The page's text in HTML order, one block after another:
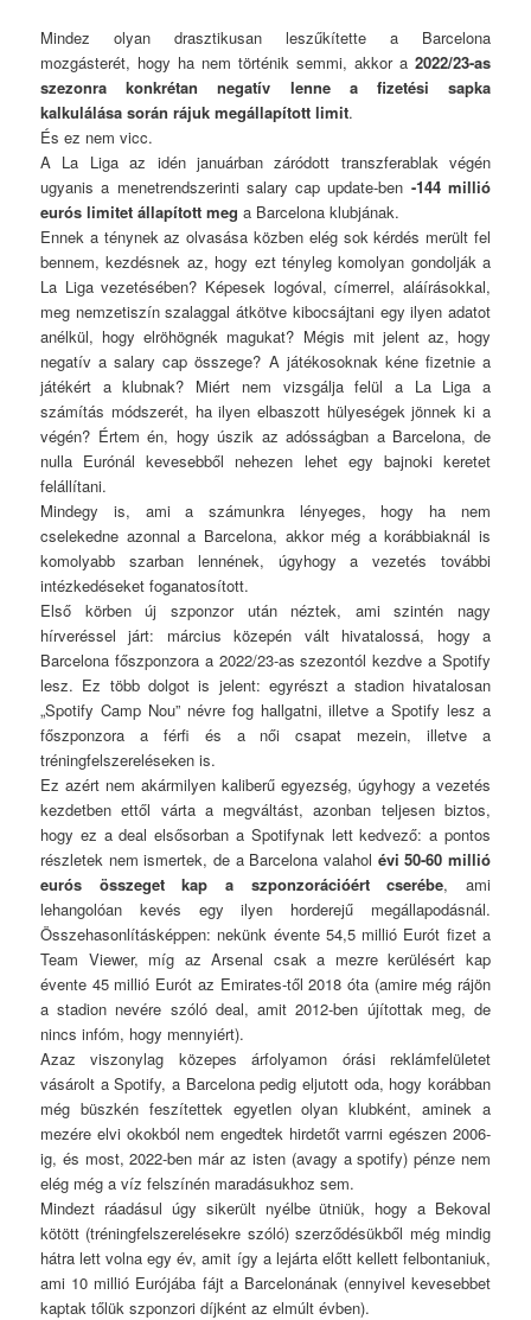
Mindez olyan drasztikusan leszűkítette a Barcelona
mozgásterét, hogy ha nem történik semmi, akkor a 2022/23-as
szezonra konkrétan negatív lenne a fizetési sapka
kalkulálása során rájuk megállapított limit.
És ez nem vicc.
A La Liga az idén januárban záródott transzferablak végén
ugyanis a menetrendszerinti salary cap update-ben -144 millió
eurós limitet állapított meg a Barcelona klubjának.
Ennek a ténynek az olvasása közben elég sok kérdés merült fel
bennem, kezdésnek az, hogy ezt tényleg komolyan gondolják a
La Liga vezetésében? Képesek logóval, címerrel, aláírásokkal,
meg nemzetiszín szalaggal átkötve kibocsájtani egy ilyen adatot
anélkül, hogy elröhögnék magukat? Mégis mit jelent az, hogy
negatív a salary cap összege? A játékosoknak kéne fizetnie a
játékért a klubnak? Miért nem vizsgálja felül a La Liga a
számítás módszerét, ha ilyen elbaszott hülyeségek jönnek ki a
végén? Értem én, hogy úszik az adósságban a Barcelona, de
nulla Eurónál kevesebből nehezen lehet egy bajnoki keretet
felállítani.
Mindegy is, ami a számunkra lényeges, hogy ha nem
cselekedne azonnal a Barcelona, akkor még a korábbiaknál is
komolyabb szarban lennének, úgyhogy a vezetés további
intézkedéseket foganatosított.
Első körben új szponzor után néztek, ami szintén nagy
hírveréssel járt: március közepén vált hivatalossá, hogy a
Barcelona főszponzora a 2022/23-as szezontól kezdve a Spotify
lesz. Ez több dolgot is jelent: egyrészt a stadion hivatalosan
„Spotify Camp Nou” névre fog hallgatni, illetve a Spotify lesz a
főszponzora a férfi és a női csapat mezein, illetve a
tréningfelszereléseken is.
Ez azért nem akármilyen kaliberű egyezség, úgyhogy a vezetés
kezdetben ettől várta a megváltást, azonban teljesen biztos,
hogy ez a deal elsősorban a Spotifynak lett kedvező: a pontos
részletek nem ismertek, de a Barcelona valahol évi 50-60 millió
eurós összeget kap a szponzorációért cserébe, ami
lehangolóan kevés egy ilyen horderejű megállapodásnál.
Összehasonlításképpen: nekünk évente 54,5 millió Eurót fizet a
Team Viewer, míg az Arsenal csak a mezre kerülésért kap
évente 45 millió Eurót az Emirates-től 2018 óta (amire még rájön
a stadion nevére szóló deal, amit 2012-ben újítottak meg, de
nincs infóm, hogy mennyiért).
Azaz viszonylag közepes árfolyamon órási reklámfelületet
vásárolt a Spotify, a Barcelona pedig eljutott oda, hogy korábban
még büszkén feszítettek egyetlen olyan klubként, aminek a
mezére elvi okokból nem engedtek hirdetőt varrni egészen 2006-
ig, és most, 2022-ben már az isten (avagy a spotify) pénze nem
elég még a víz felszínén maradásukhoz sem.
Mindezt ráadásul úgy sikerült nyélbe ütniük, hogy a Bekoval
kötött (tréningfelszerelésekre szóló) szerződésükből még mindig
hátra lett volna egy év, amit így a lejárta előtt kellett felbontaniuk,
ami 10 millió Eurójába fájt a Barcelonának (ennyivel kevesebbet
kaptak tőlük szponzori díjként az elmúlt évben).